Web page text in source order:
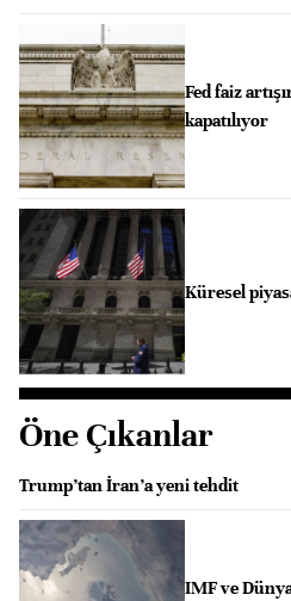
Fed faiz
kapatılıyor
Küresel
Öne Çıkanlar
Trump’tan İran’a yeni tehdit
IMF ve